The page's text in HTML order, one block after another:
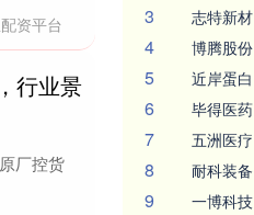
资平台
行业景
厂控货
3 志特新材
4 博腾股份
5 近岸蛋白
6 毕得医药
7 五洲医疗
8 耐科装备
9 一博科技